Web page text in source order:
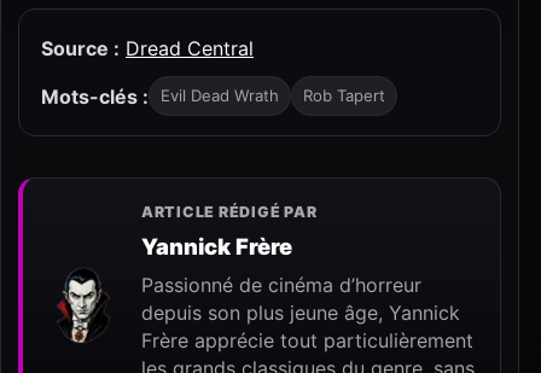
Source : Dread Central
Mots-clés :
Evil Dead Wrath Rob Tapert
ARTICLE RÉDIGÉ PAR
Yannick Frère
Passionné de cinéma d’horreur
depuis son plus jeune âge, Yannick
Frère apprécie tout particulièrement